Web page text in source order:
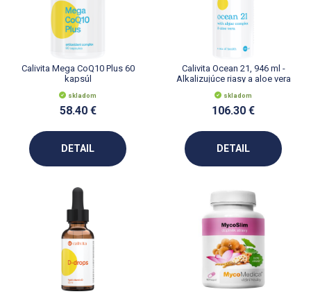
Calivita Mega CoQ10 Plus 60
kapsúl
skladom
58.40 €
DETAIL
Calivita Ocean 21, 946 ml -
Alkalizujúce riasy a aloe vera
skladom
106.30 €
DETAIL